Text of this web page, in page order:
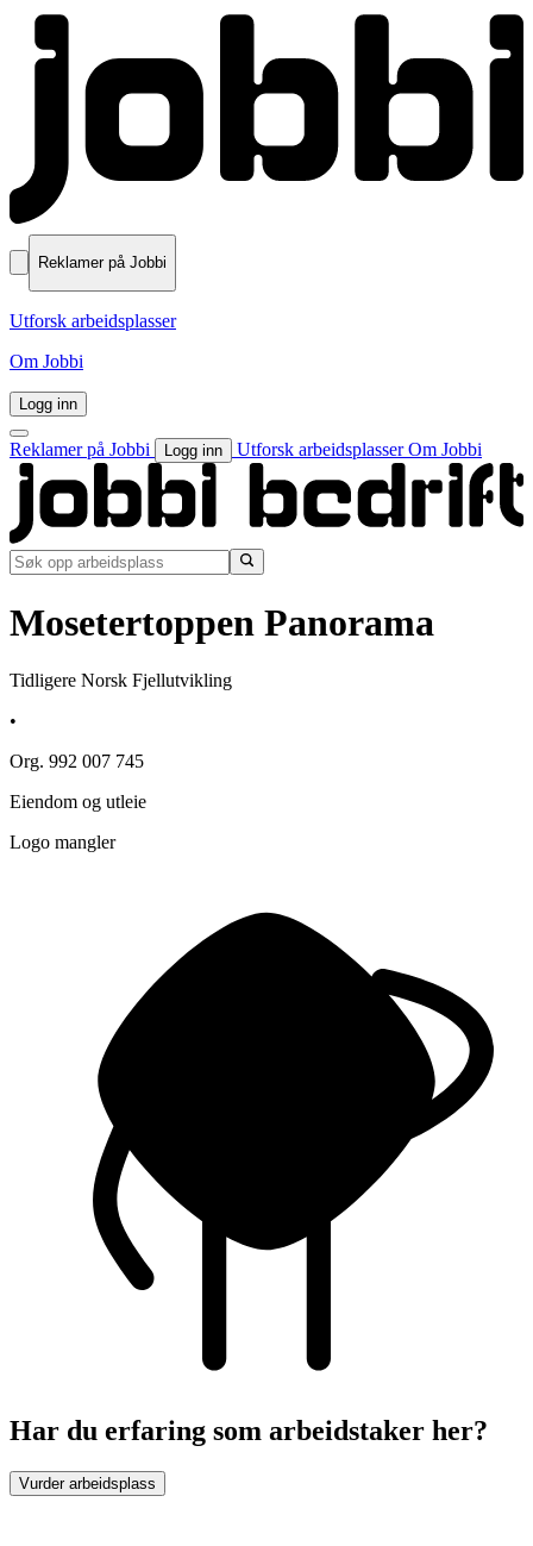
Reklamer på Jobbi
Utforsk arbeidsplasser
Om Jobbi
Logg inn
Reklamer på Jobbi Logg inn Utforsk arbeidsplasserOm Jobbi
Mosetertoppen Panorama
Tidligere Norsk Fjellutvikling
•
Org. 992 007 745
Eiendom og utleie
Logo mangler
Har du erfaring som arbeidstaker her?
Vurder arbeidsplass